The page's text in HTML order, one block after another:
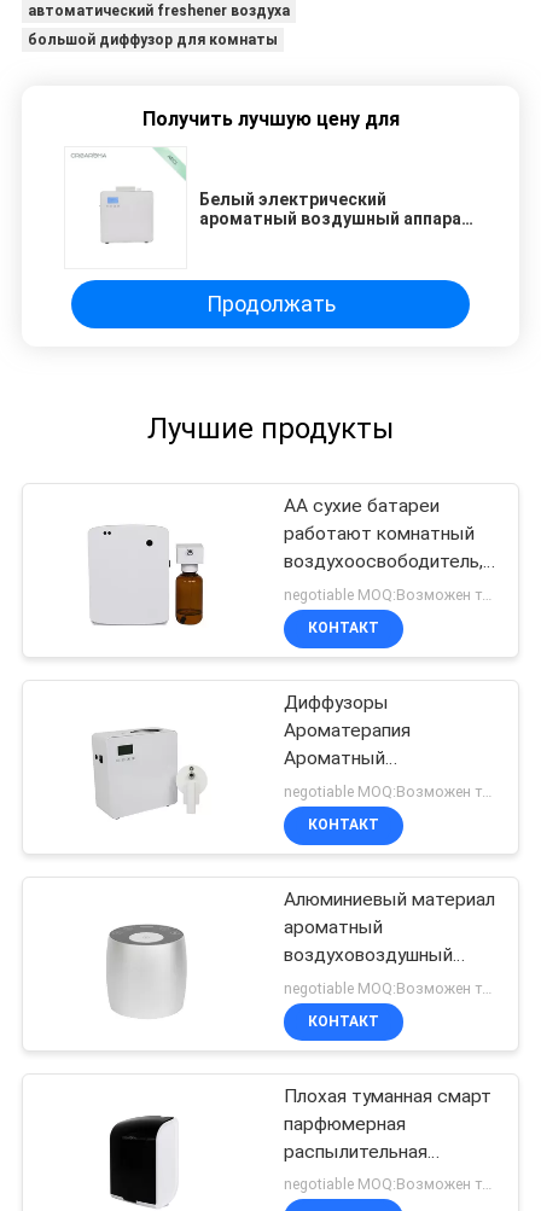
автоматический freshener воздуха
большой диффузор для комнаты
Получить лучшую цену для
Белый электрический
ароматный воздушный аппарат
Продолжать
Лучшие продукты
АА сухие батареи
работают комнатный
воздухоосвободитель,
ароматный диффузер
для туалета
negotiable MOQ:Возможен торг
КОНТАКТ
Диффузоры
Ароматерапия
Ароматный
воздуховоздушный
аппарат 500 мл Белый
800-1200м3 Покрытие
КОНТАКТ
Алюминиевый материал
ароматный
воздуховоздушный
аппарат 60 мл OEM
мини белый бесводный
диффузер
КОНТАКТ
Плохая туманная смарт
парфюмерная
распылительная
машина ароматный
negotiable MOQ:Возможен торг